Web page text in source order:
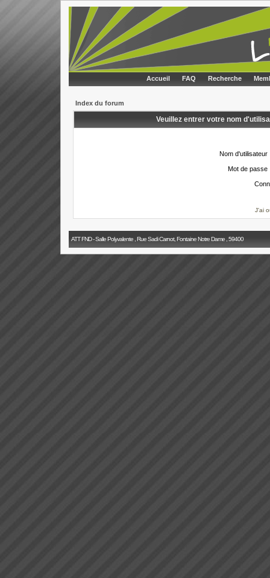
Accueil FAQ Recherche
Index du forum
Veuillez entrer votre nom
Nom d'utilisateur
Mot de passe
J'ai
ATT FND - Salle Polyvalente , Rue Sadi Carnot, Fontaine Notre Dame , 59400